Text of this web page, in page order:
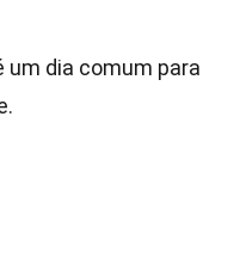
um dia comum para